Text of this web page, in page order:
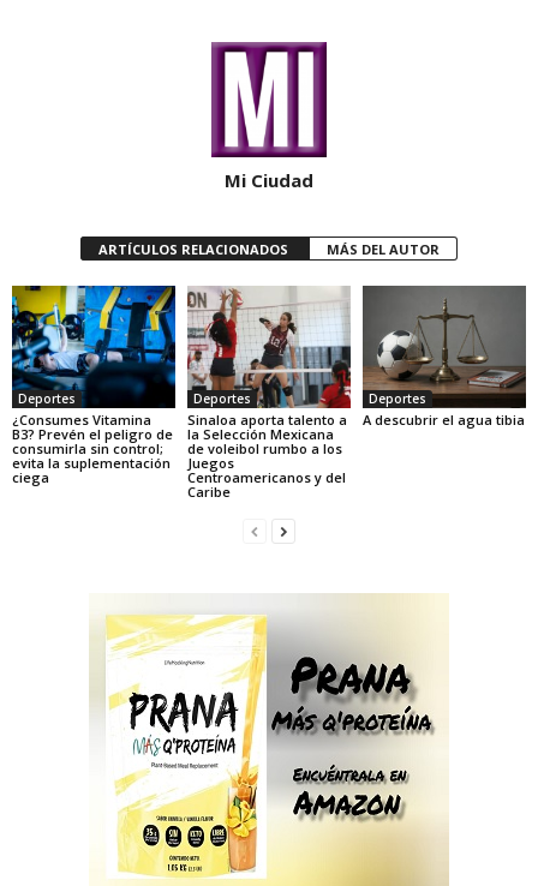
Mi Ciudad
ARTÍCULOS RELACIONADOS MÁS DEL AUTOR
Deportes
¿Consumes Vitamina
B3? Prevén el peligro de
consumirla sin control;
evita la suplementación
ciega
Deportes
Sinaloa aporta talento a
la Selección Mexicana
de voleibol rumbo a los
Juegos
Centroamericanos y del
Caribe
Deportes
A descubrir el agua tibia